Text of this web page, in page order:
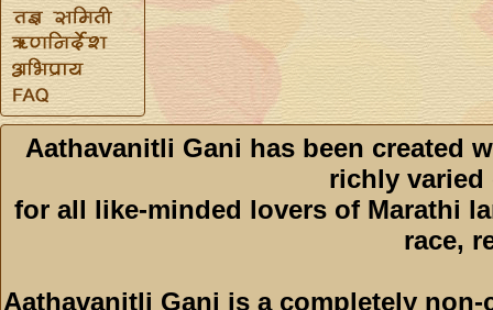
Aathavanitli Gani has been created
richly varied
for all like-minded lovers of Marathi
race,
Aathavanitli Gani is a completely